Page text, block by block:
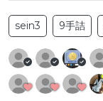
sein3 9手詰